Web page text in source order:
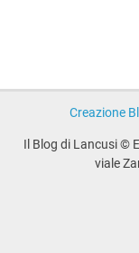
Creazione
Il Blog di Lancusi ©
viale